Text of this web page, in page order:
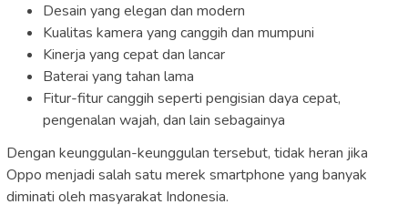
Desain yang elegan dan modern
Kualitas kamera yang canggih dan mumpuni
Kinerja yang cepat dan lancar
Baterai yang tahan lama
Fitur-fitur canggih seperti pengisian daya cepat,
pengenalan wajah, dan lain sebagainya
Dengan keunggulan-keunggulan tersebut, tidak heran jika
Oppo menjadi salah satu merek smartphone yang banyak
diminati oleh masyarakat Indonesia.